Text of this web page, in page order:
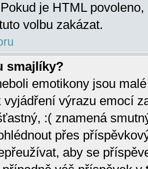
je HTML
volbu zakázat.
smajlíky?
emotikony jsou
vyjádření výrazu emocí
:( znamená
přes
aby se